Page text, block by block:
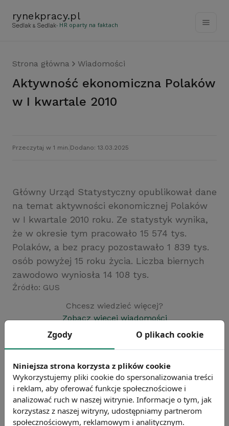
rynekpracy.pl
- HR oparty na faktach
Strona główna Wiadomości
Aktywność ekonomiczna Polaków
w I kwartale 2010
Przeczytaj w 1 min. Dodano: 13.03.2025
Główny Urząd Statystyczny opublikował dane
na temat aktywności ekonomicznej Polaków
w I kwartale 2010 roku. Ze statystyk wynika,
że w okresie tym pracowało 15 574 tys.
Polaków, a bez pracy pozostawało 1 839 tys.
osób powyżej 15 roku życia. Liczba biernych
zawodowo wyniosła 14 108 tys.
Źródło: GUS
Chcesz wiedzieć więcej?
Zobacz więcej wiadomości
Zgody O plikach cookie
Niniejsza strona korzysta z plików cookie
Wykorzystujemy pliki cookie do spersonalizowania treści
i reklam, aby oferować funkcje społecznościowe i
analizować ruch w naszej witrynie. Informacje o tym, jak
korzystasz z naszej witryny, udostępniamy partnerom
społecznościowym, reklamowym i analitycznym.